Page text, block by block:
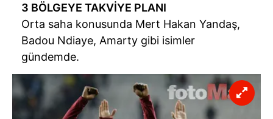
3 BÖLGEYE TAKVİYE PLANI
Orta saha konusunda Mert Hakan Yandaş,
Badou Ndiaye, Amarty gibi isimler
gündemde.